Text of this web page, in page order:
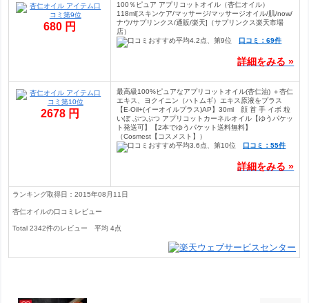
680 円
100％ピュア アプリコットオイル（杏仁オイル）
118ml[スキンケア/マッサージ/マッサージオイル/肌/now/
ナウ/サプリンクス/通販/楽天]（サプリンクス楽天市場
店）
口コミ：69件
詳細をみる »
2678 円
最高級100%ピュアなアプリコットオイル(杏仁油) ＋杏仁
エキス、ヨクイニン（ハトムギ）エキス原液をプラス
【E-Oil+(イーオイルプラス)AP】30ml 顔 首 手 イボ 粒
いぼ ぷつぷつ アプリコットカーネルオイル【ゆうパケッ
ト発送可】【2本でゆうパケット送料無料】
（Cosmest【コスメスト】）
口コミ：55件
詳細をみる »
ランキング取得日：2015年08月11日
杏仁オイルの口コミレビュー
Total2342件のレビュー平均4点